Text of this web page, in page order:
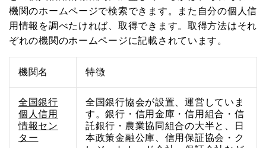
機関のホームページで検索できます。また自分の個人信
用情報を調べたければ、取得できます。取得方法はそれ
ぞれの機関のホームページに記載されています。
機関名 特徴
全国銀行
個人信用
情報セン
ター
全国銀行協会が設置、運営していま
す。銀行・信用金庫・信用組合・信
託銀行・農業協同組合の大半と、日
本政策金融公庫、信用保証協会・ク